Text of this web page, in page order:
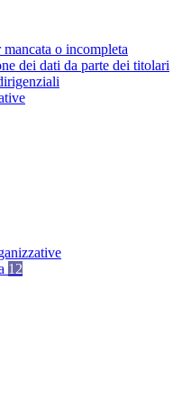
mancata o incompleta
dei dati da parte dei titolari
12